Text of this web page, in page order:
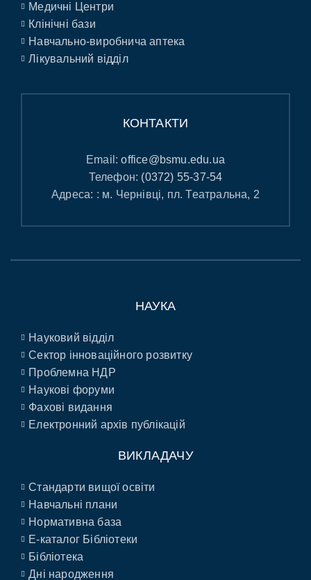
Медичні Центри
Клінічні бази
Навчально-виробнича аптека
Лікувальний відділ
КОНТАКТИ
Email:office@bsmu.edu.ua
Телефон: (0372) 55-37-54
Адреса: : м. Чернівці, пл. Театральна, 2
НАУКА
Науковий відділ
Сектор інноваційного розвитку
Проблемна НДР
Наукові форуми
Фахові видання
Електронний архів публікацій
ВИКЛАДАЧУ
Стандарти вищої освіти
Навчальні плани
Нормативна база
E-каталог Бібліотеки
Бібліотека
Дні народження